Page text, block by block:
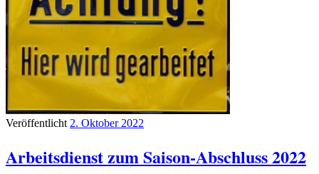
Veröffentlicht 2. Oktober 2022
Arbeitsdienst zum Saison-Abschluss 2022